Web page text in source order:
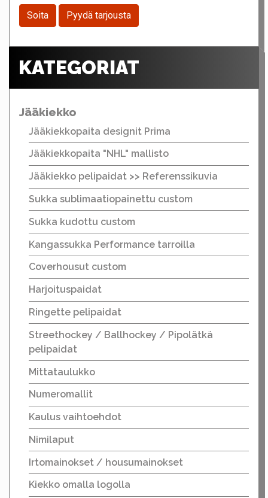
Soita Pyydä tarjousta
KATEGORIAT
Jääkiekko
Jääkiekkopaita designit Prima
Jääkiekkopaita "NHL" mallisto
Jääkiekko pelipaidat >> Referenssikuvia
Sukka sublimaatiopainettu custom
Sukka kudottu custom
Kangassukka Performance tarroilla
Coverhousut custom
Harjoituspaidat
Ringette pelipaidat
Streethockey / Ballhockey / Pipolätkä
pelipaidat
Mittataulukko
Numeromallit
Kaulus vaihtoehdot
Nimilaput
Irtomainokset / housumainokset
Kiekko omalla logolla